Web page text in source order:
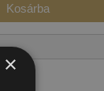
Kosárba
×